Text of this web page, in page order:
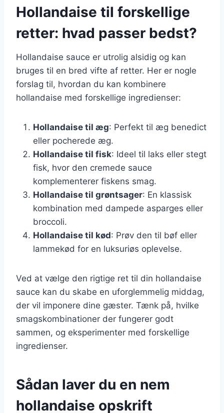
Hollandaise til forskellige
retter: hvad passer bedst?
Hollandaise sauce er utrolig alsidig og kan
bruges til en bred vifte af retter. Her er nogle
forslag til, hvordan du kan kombinere
hollandaise med forskellige ingredienser:
Hollandaise til æg: Perfekt til æg benedict
eller pocherede æg.
Hollandaise til fisk: Ideel til laks eller stegt
fisk, hvor den cremede sauce
komplementerer fiskens smag.
Hollandaise til grøntsager: En klassisk
kombination med dampede asparges eller
broccoli.
Hollandaise til kød: Prøv den til bøf eller
lammekød for en luksuriøs oplevelse.
Ved at vælge den rigtige ret til din hollandaise
sauce kan du skabe en uforglemmelig middag,
der vil imponere dine gæster. Tænk på, hvilke
smagskombinationer der fungerer godt
sammen, og eksperimenter med forskellige
ingredienser.
Sådan laver du en nem
hollandaise opskrift